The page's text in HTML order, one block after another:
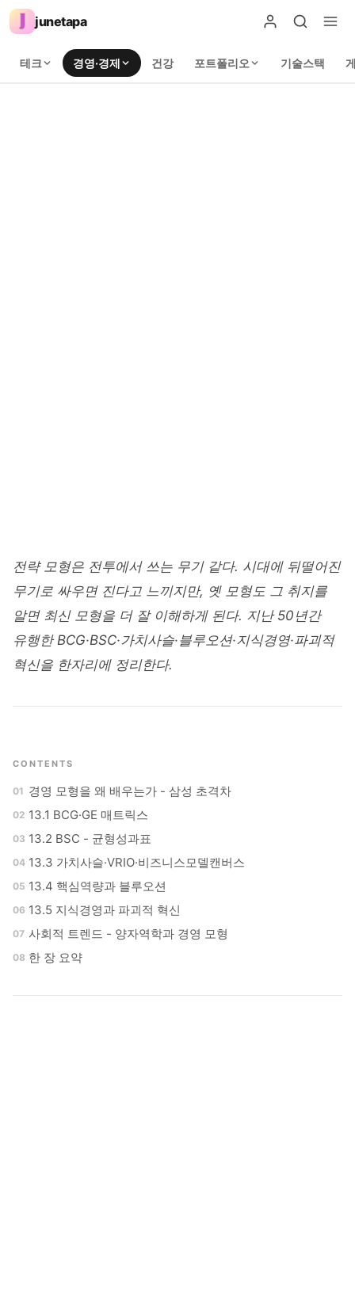
junetapa
테크 경영·경제 건강 포트폴리오 기술스택
전략 모형은 전투에서 쓰는 무기 같다. 시대에 뒤떨어진
무기로 싸우면 진다고 느끼지만, 옛 모형도 그 취지를
알면 최신 모형을 더 잘 이해하게 된다. 지난 50년간
유행한 BCG·BSC·가치사슬·블루오션·지식경영·파괴적
혁신을 한자리에 정리한다.
CONTENTS
경영 모형을 왜 배우는가 - 삼성 초격차
13.1 BCG·GE 매트릭스
13.2 BSC - 균형성과표
13.3 가치사슬·VRIO·비즈니스모델캔버스
13.4 핵심역량과 블루오션
13.5 지식경영과 파괴적 혁신
사회적 트렌드 - 양자역학과 경영 모형
한 장 요약